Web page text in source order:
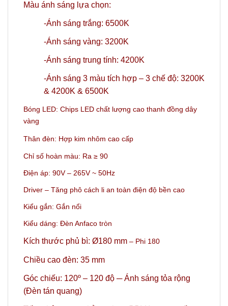
Màu ánh sáng lựa chọn:
-Ánh sáng trắng: 6500K
-Ánh sáng vàng: 3200K
-Ánh sáng trung tính: 4200K
-Ánh sáng 3 màu tích hợp – 3 chế độ: 3200K
& 4200K & 6500K
Bóng LED: Chips LED chất lượng cao thanh đồng dây
vàng
Thân đèn: Hợp kim nhôm cao cấp
Chỉ số hoàn màu: Ra ≥ 90
Điện áp: 90V – 265V ~ 50Hz
Driver – Tăng phô cách li an toàn điện độ bền cao
Kiểu gắn: Gắn nổi
Kiểu dáng: Đèn Anfaco tròn
Kích thước phủ bì: Ø180 mm – Phi 180
Chiều cao đèn: 35 mm
Góc chiếu: 120º – 120 độ ─ Ánh sáng tỏa rộng
(Đèn tán quang)